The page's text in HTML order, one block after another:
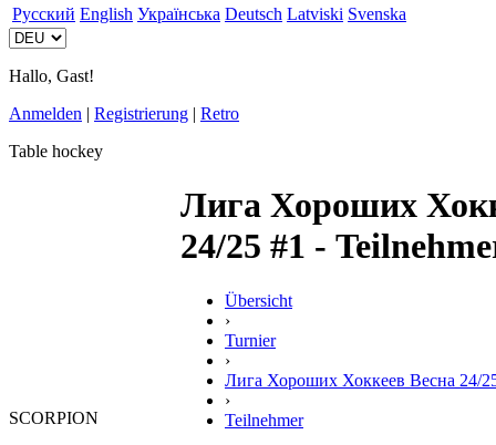
Русский English Українська Deutsch Latviski Svenska
Hallo, Gast!
Anmelden | Registrierung | Retro
Table hockey
SCORPION
Лига Хороших
24/25 #1 -
Übersicht
›
Turnier
›
Лига Хороших Хоккеев Весна 24/
›
Teilnehmer